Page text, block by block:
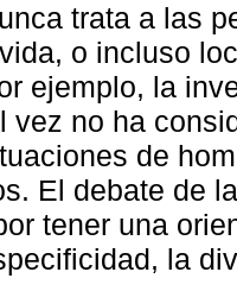
trata a las
o incluso
ejemplo, la
vez no ha
de
El debate de
tener una
la